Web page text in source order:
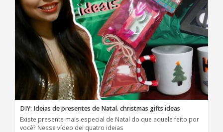
DIY: Ideias de presentes de Natal. christmas gifts ideas
Existe presente mais especial de Natal do que aquele feito por
você? Nesse vídeo dei quatro ideias